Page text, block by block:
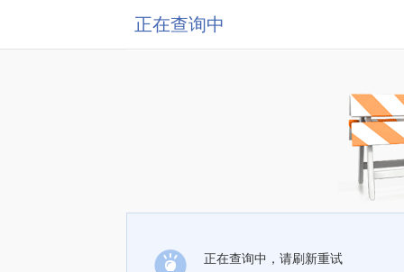
正在查询中
正在查询中，请刷新重试